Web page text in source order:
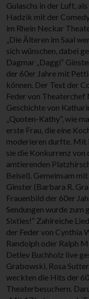
Gulaschs in der Luft,
Hadzik mit der
im Rhein Neckar
„Die Älteren im Saal
sich wünschen, dabei
Dagmar „Daggi“
der 60er Jahre mit
können. Der Text der
Feder von
Geschichte von
„Quoten-Kathy“, wie
erste Frau, die eine
moderieren durfte. Mit
sie die Konkurrenz von
amtierenden
Beisel). Gemeinsam
Ginster (Barbara R.
Frauenbild der 60er
Sendungen wurde
Sixties!“ Zahlreiche
der Feder von Cynthia
Randolph oder Ralph
Detlev Buchholz live
Grabowski, Rosa
weckten die Hits der
Theaterbesuchern.